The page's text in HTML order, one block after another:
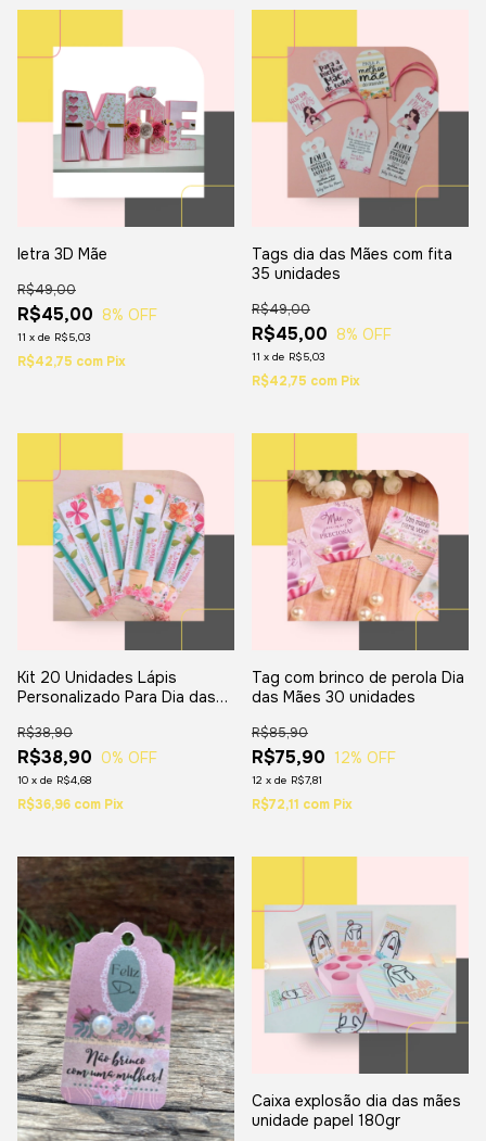
letra 3D Mãe
R$45,00
R$49,00
8% OFF
11 x de R$5,03
R$42,75 com Pix
Tags dia das Mães com fita
35 unidades
R$45,00
R$49,00
8% OFF
11 x de R$5,03
R$42,75 com Pix
Kit 20 Unidades Lápis
Personalizado Para Dia das
R$38,90
R$38,90
0% OFF
10 x de R$4,68
R$36,96 com Pix
Tag com brinco de perola Dia
das Mães 30 unidades
R$75,90
R$85,90
12% OFF
12 x de R$7,81
R$72,11 com Pix
Caixa explosão dia das mães
unidade papel 180gr